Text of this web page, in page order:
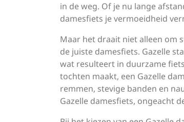
in de weg. Of je nu lange
damesfiets je vermoeidheid
Maar het draait niet alleen om
de juiste damesfiets. Gazelle
wat resulteert in duurzame
tochten maakt, een Gazelle
remmen, stevige banden en
Gazelle damesfiets, ongeacht